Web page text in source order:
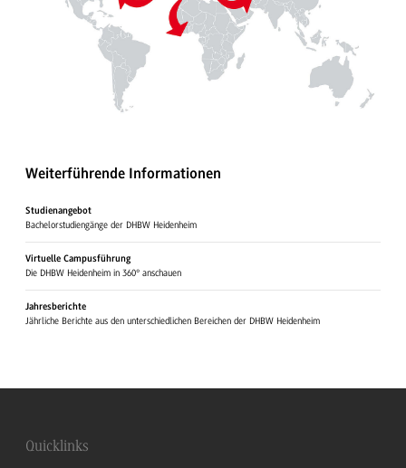
Weiterführende Informationen
Studienangebot
Bachelorstudiengänge der DHBW Heidenheim
Virtuelle Campusführung
Die DHBW Heidenheim in 360° anschauen
Jahresberichte
Jährliche Berichte aus den unterschiedlichen Bereichen der DHBW Heidenheim
Quicklinks